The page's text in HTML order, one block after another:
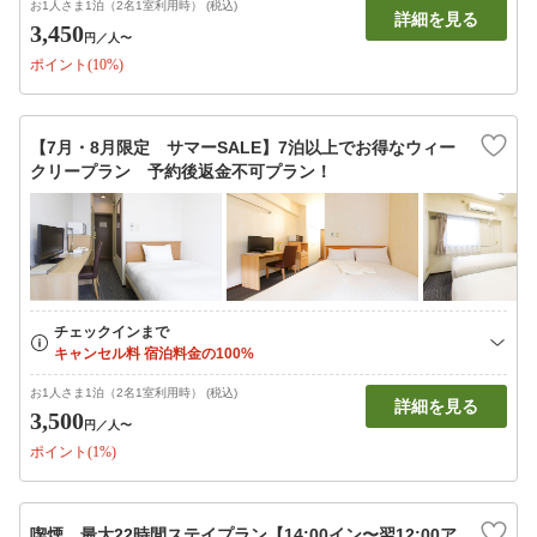
お1人さま1泊（2名1室利用時） (税込)
3,450円 ／人〜
ポイント(10%)
詳細を見る
【7月・8月限定 サマーSALE】7泊以上でお得なウィー
クリープラン 予約後返金不可プラン！
お1人さま1泊（2名1室利用時） (税込)
3,500円 ／人〜
ポイント(1%)
詳細を見る